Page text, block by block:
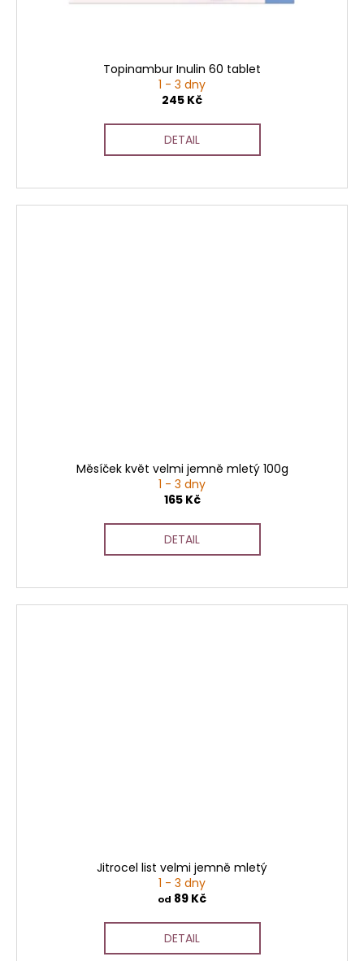
Topinambur Inulin 60 tablet
1 - 3 dny
245 Kč
DETAIL
Měsíček květ velmi jemně mletý 100g
1 - 3 dny
165 Kč
DETAIL
Jitrocel list velmi jemně mletý
1 - 3 dny
od 89 Kč
DETAIL